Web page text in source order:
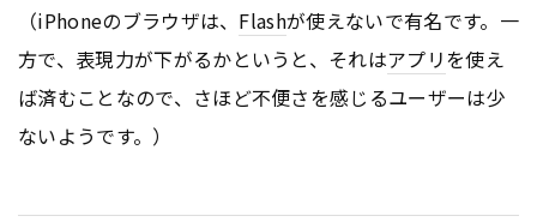
（iPhoneのブラウザは、 Flashが使えないで有名です。一
方で、表現力が下がるかというと、それはアプリを使え
ば済むことなので、さほど不便さを感じるユーザーは少
ないようです。）